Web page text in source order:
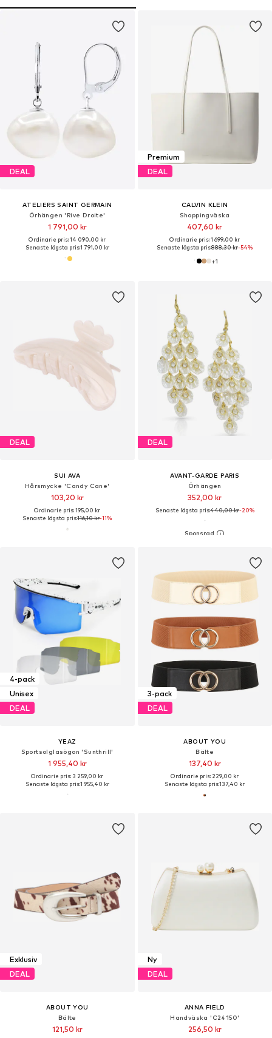
DEAL
ATELIERS SAINT GERMAIN
Örhängen 'Rive Droite'
1 791,00 kr
Ordinarie pris: 14 090,00 kr
Senaste lägsta pris:1 791,00 kr
Premium
DEAL
CALVIN KLEIN
Shoppingväska
407,60 kr
Ordinarie pris: 1 699,00 kr
Senaste lägsta pris:888,30 kr-54%
+1
DEAL
SUI AVA
Hårsmycke 'Candy Cane'
103,20 kr
Ordinarie pris: 195,00 kr
Senaste lägsta pris:116,10 kr-11%
DEAL
AVANT-GARDE PARIS
Örhängen
352,00 kr
Senaste lägsta pris:440,00 kr-20%
4-pack
Unisex
DEAL
YEAZ
Sportsolglasögon 'Sunthrill'
1 955,40 kr
Ordinarie pris: 3 259,00 kr
Senaste lägsta pris:1 955,40 kr
3-pack
DEAL
ABOUT YOU
Bälte
137,40 kr
Ordinarie pris: 229,00 kr
Senaste lägsta pris:137,40 kr
Exklusiv
DEAL
ABOUT YOU
Bälte
121,50 kr
Ny
DEAL
ANNA FIELD
Handväska 'C24150'
256,50 kr